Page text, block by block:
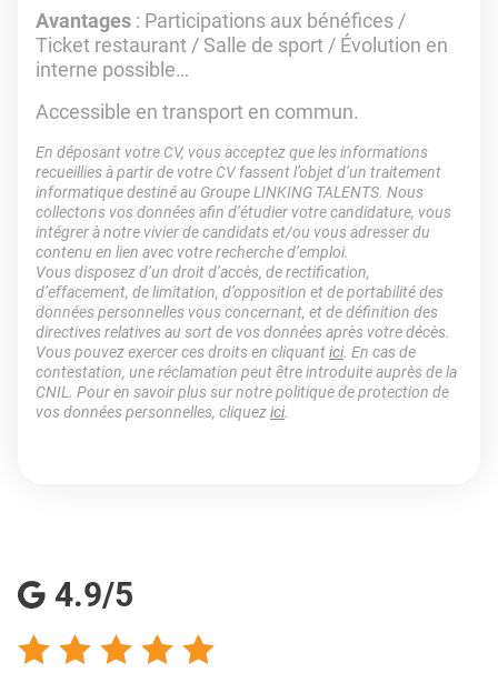
Avantages : Participations aux bénéfices /
Ticket restaurant / Salle de sport / Évolution en
interne possible…
Accessible en transport en commun.
En déposant votre CV, vous acceptez que les informations
recueillies à partir de votre CV fassent l’objet d’un traitement
informatique destiné au Groupe LINKING TALENTS. Nous
collectons vos données afin d’étudier votre candidature, vous
intégrer à notre vivier de candidats et/ou vous adresser du
contenu en lien avec votre recherche d’emploi.
Vous disposez d’un droit d’accès, de rectification,
d’effacement, de limitation, d’opposition et de portabilité des
données personnelles vous concernant, et de définition des
directives relatives au sort de vos données après votre décès.
Vous pouvez exercer ces droits en cliquantici. En cas de
contestation, une réclamation peut être introduite auprès de la
CNIL. Pour en savoir plus sur notre politique de protection de
vos données personnelles, cliquezici.
4.9/5